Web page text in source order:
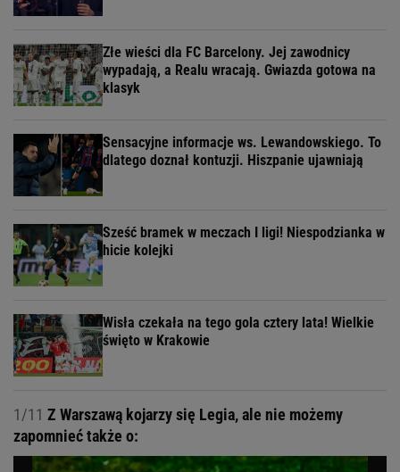
Złe wieści dla FC Barcelony. Jej zawodnicy
wypadają, a Realu wracają. Gwiazda gotowa na
klasyk
Sensacyjne informacje ws. Lewandowskiego. To
dlatego doznał kontuzji. Hiszpanie ujawniają
Sześć bramek w meczach I ligi! Niespodzianka w
hicie kolejki
Wisła czekała na tego gola cztery lata! Wielkie
święto w Krakowie
1/11 Z Warszawą kojarzy się Legia, ale nie możemy
zapomnieć także o: